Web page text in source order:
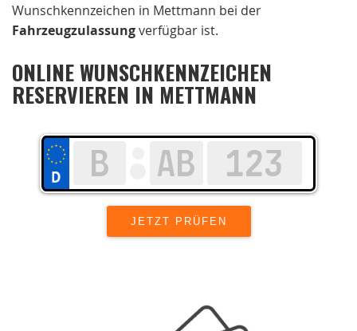
Wunschkennzeichen in Mettmann bei der
Fahrzeugzulassungverfügbar ist.
ONLINE WUNSCHKENNZEICHEN
RESERVIEREN IN METTMANN